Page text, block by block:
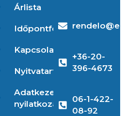
Árlista
Időpontfoglalás
Kapcsolat
Nyitvatartás
Adatkezelési
nyilatkozat
+36-20-
396-4673
06-1-422-
08-92